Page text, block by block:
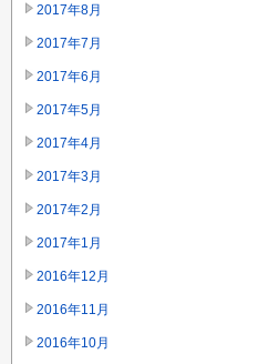
2017年8月
2017年7月
2017年6月
2017年5月
2017年4月
2017年3月
2017年2月
2017年1月
2016年12月
2016年11月
2016年10月